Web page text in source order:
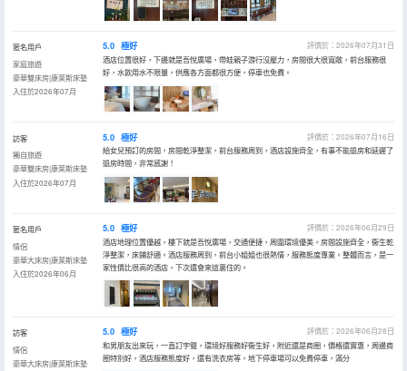
匿名用戶
家庭旅遊
豪華雙床房|康萊斯床墊
入住於2026年07月
5.0 極好
評價於：2026年07月31日
酒店位置很好，下邊就是吾悅廣場，帶娃親子游行沒壓力，房間很大很寬敞，前台服務很
好，水飲用水不限量，供應各方面都很方便，停車也免費。
訪客
獨自旅遊
豪華雙床房|康萊斯床墊
入住於2026年07月
5.0 極好
評價於：2026年07月16日
給女兒預訂的房間，房間乾淨整潔，前台服務周到，酒店設施齊全，有事不能退房和延遲了
退房時間，非常感謝！
匿名用戶
情侶
豪華大床房|康萊斯床墊
入住於2026年06月
5.0 極好
評價於：2026年06月29日
酒店地理位置優越，樓下就是吾悅廣場，交通便捷，周圍環境優美。房間設施齊全，衞生乾
淨整潔，床鋪舒適。酒店服務周到，前台小姐姐也很熱情，服務態度專業。整體而言，是一
家性價比很高的酒店，下次還會來這裏住的。
訪客
情侶
豪華大床房|康萊斯床墊
5.0 極好
評價於：2026年06月28日
和男朋友出來玩，一直訂宇聲，環境好服務好衞生好，附近還是商圈，價格還實惠，周邊商
圈特別好，酒店服務態度好，還有洗衣房等，地下停車場可以免費停車，滿分